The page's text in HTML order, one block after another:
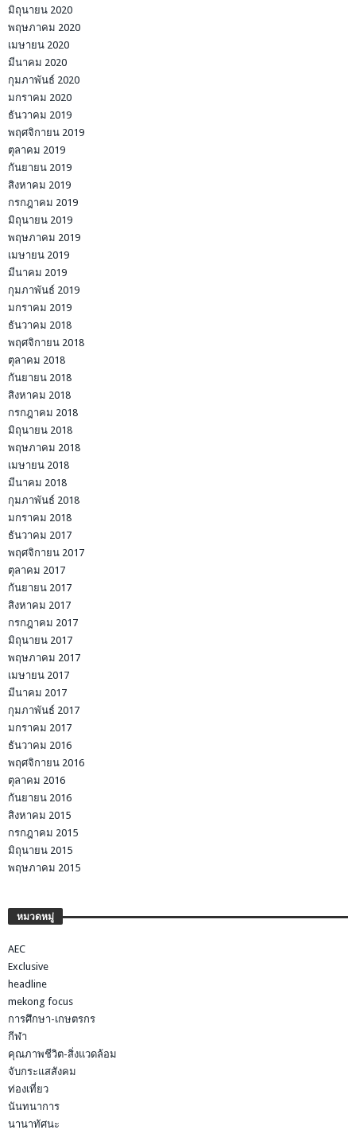
มิถุนายน 2020
พฤษภาคม 2020
เมษายน 2020
มีนาคม 2020
กุมภาพันธ์ 2020
มกราคม 2020
ธันวาคม 2019
พฤศจิกายน 2019
ตุลาคม 2019
กันยายน 2019
สิงหาคม 2019
กรกฎาคม 2019
มิถุนายน 2019
พฤษภาคม 2019
เมษายน 2019
มีนาคม 2019
กุมภาพันธ์ 2019
มกราคม 2019
ธันวาคม 2018
พฤศจิกายน 2018
ตุลาคม 2018
กันยายน 2018
สิงหาคม 2018
กรกฎาคม 2018
มิถุนายน 2018
พฤษภาคม 2018
เมษายน 2018
มีนาคม 2018
กุมภาพันธ์ 2018
มกราคม 2018
ธันวาคม 2017
พฤศจิกายน 2017
ตุลาคม 2017
กันยายน 2017
สิงหาคม 2017
กรกฎาคม 2017
มิถุนายน 2017
พฤษภาคม 2017
เมษายน 2017
มีนาคม 2017
กุมภาพันธ์ 2017
มกราคม 2017
ธันวาคม 2016
พฤศจิกายน 2016
ตุลาคม 2016
กันยายน 2016
สิงหาคม 2015
กรกฎาคม 2015
มิถุนายน 2015
พฤษภาคม 2015
หมวดหมู่
AEC
Exclusive
headline
mekong focus
การศึกษา-เกษตรกร
กีฬา
คุณภาพชีวิต-สิ่งแวดล้อม
จับกระแสสังคม
ท่องเที่ยว
นันทนาการ
นานาทัศนะ